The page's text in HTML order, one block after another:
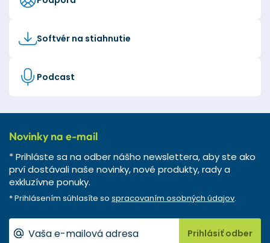
Softvér na stiahnutie
Podcast
Novinky na e-mail
* Prihláste sa na odber nášho newslettera, aby ste ako
prví dostávali naše novinky, nové produkty, rady a
exkluzívne ponuky.
* Prihlásením súhlasíte so spracovaním osobných údajov.
Prihlásiť odber